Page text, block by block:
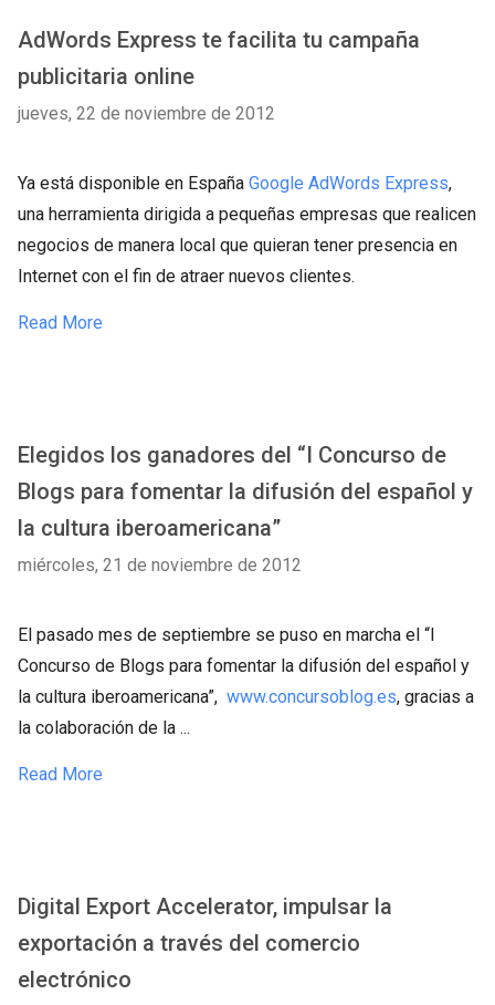
AdWords Express te facilita tu campaña
publicitaria online
jueves, 22 de noviembre de 2012
Ya está disponible en España Google AdWords Express,
una herramienta dirigida a pequeñas empresas que realicen
negocios de manera local que quieran tener presencia en
Internet con el fin de atraer nuevos clientes.
Read More
Elegidos los ganadores del “I Concurso de
Blogs para fomentar la difusión del español y
la cultura iberoamericana”
miércoles, 21 de noviembre de 2012
El pasado mes de septiembre se puso en marcha el “I
Concurso de Blogs para fomentar la difusión del español y
la cultura iberoamericana”, www.concursoblog.es, gracias a
la colaboración de la ...
Read More
Digital Export Accelerator, impulsar la
exportación a través del comercio
electrónico